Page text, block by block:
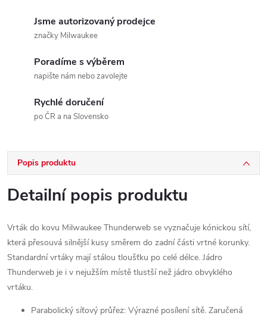
Jsme autorizovaný prodejce
značky Milwaukee
Poradíme s výběrem
napište nám nebo zavolejte
Rychlé doručení
po ČR a na Slovensko
Popis produktu
Detailní popis produktu
Vrták do kovu Milwaukee Thunderweb se vyznačuje kónickou sítí,
která přesouvá silnější kusy směrem do zadní části vrtné korunky.
Standardní vrtáky mají stálou tloušťku po celé délce. Jádro
Thunderweb je i v nejužším místě tlustší než jádro obvyklého
vrtáku.
Parabolický síťový průřez: Výrazné posílení sítě. Zaručená